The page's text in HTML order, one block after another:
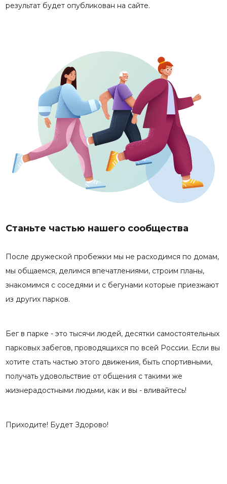
результат будет опубликован на сайте.
Станьте частью нашего сообщества
После дружеской пробежки мы не расходимся по домам,
мы общаемся, делимся впечатлениями, строим планы,
знакомимся с соседями и с бегунами которые приезжают
из других парков.
Бег в парке - это тысячи людей, десятки самостоятельных
парковых забегов, проводящихся по всей России. Если вы
хотите стать частью этого движения, быть спортивными,
получать удовольствие от общения с такими же
жизнерадостными людьми, как и вы - вливайтесь!
Приходите! Будет Здорово!